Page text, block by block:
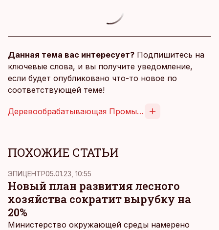
Данная тема вас интересует? Подпишитесь на
ключевые слова, и вы получите уведомление,
если будет опубликовано что-то новое по
соответствующей теме!
Деревообрабатывающая Промышленность
ПОХОЖИЕ СТАТЬИ
ЭПИЦЕНТР05.01.23, 10:55
Новый план развития лесного
хозяйства сократит вырубку на
20%
Министерство окружающей среды намерено